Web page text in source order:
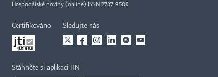
Hospodářské noviny (online) ISSN 2787-950X
Certifikováno Sledujte nás
Stáhněte si aplikaci HN